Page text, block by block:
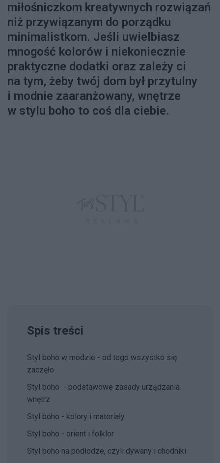
miłośniczkom kreatywnych rozwiązań
niż przywiązanym do porządku
minimalistkom. Jeśli uwielbiasz
mnogość kolorów i niekoniecznie
praktyczne dodatki oraz zależy ci
na tym, żeby twój dom był przytulny
i modnie zaaranżowany, wnętrze
w stylu boho to coś dla ciebie.
Spis treści
Styl boho w modzie - od tego wszystko się
zaczęło
Styl boho - podstawowe zasady urządzania
wnętrz
Styl boho - kolory i materiały
Styl boho - orient i folklor
Styl boho na podłodze, czyli dywany i chodniki